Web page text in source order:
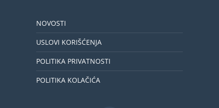
NOVOSTI
USLOVI KORIŠĆENJA
POLITIKA PRIVATNOSTI
POLITIKA KOLAČIĆA